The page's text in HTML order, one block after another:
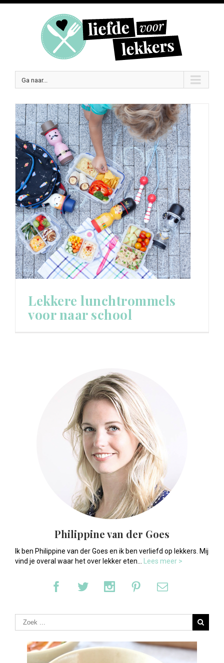
Ga naar...
Lekkere lunchtrommels
voor naar school
Philippine van der Goes
Ik ben Philippine van der Goes en ik ben verliefd op lekkers. Mij
vind je overal waar het over lekker eten...
Lees meer >